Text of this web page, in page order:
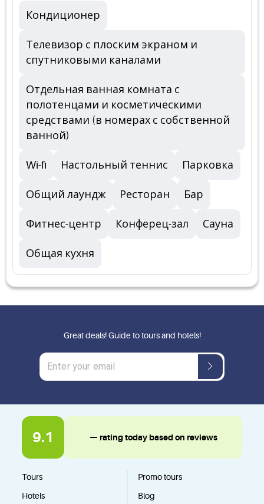
Кондиционер
Телевизор с плоским экраном и
спутниковыми каналами
Отдельная ванная комната с
полотенцами и косметическими
средствами (в номерах с собственной
ванной)
Wi-fi Настольный теннис Парковка
Общий лаундж Ресторан Бар
Фитнес-центр Конферец-зал Сауна
Общая кухня
9.1 — rating today based on reviews
Tours
Promo tours
Hotels
Blog
Great deals! Guide to tours and hotels!